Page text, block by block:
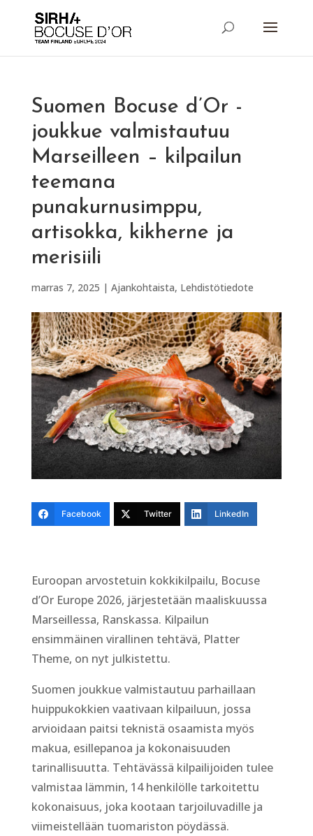
Suomen Bocuse d’Or -
joukkue valmistautuu
Marseilleen – kilpailun
teemana
punakurnusimppu,
artisokka, kikherne ja
merisiili
marras 7, 2025 | Ajankohtaista, Lehdistötiedote
Facebook Twitter LinkedIn
Euroopan arvostetuin kokkikilpailu, Bocuse
d’Or Europe 2026, järjestetään maaliskuussa
Marseillessa, Ranskassa. Kilpailun
ensimmäinen virallinen tehtävä, Platter
Theme, on nyt julkistettu.
Suomen joukkue valmistautuu parhaillaan
huippukokkien vaativaan kilpailuun, jossa
arvioidaan paitsi teknistä osaamista myös
makua, esillepanoa ja kokonaisuuden
tarinallisuutta. Tehtävässä kilpailijoiden tulee
valmistaa lämmin, 14 henkilölle tarkoitettu
kokonaisuus, joka kootaan tarjoiluvadille ja
viimeistellään tuomariston pöydässä.